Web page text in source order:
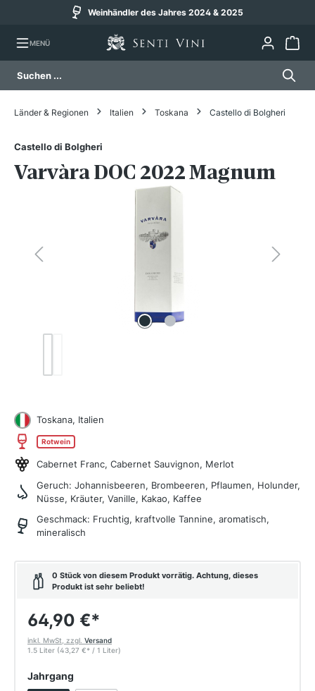
Weinhändler des Jahres 2024 & 2025
MENÜ
Bildergalerie überspringen
Länder & Regionen Italien Toskana Castello di Bolgheri
Castello di Bolgheri
Varvàra DOC 2022 Magnum
Toskana, Italien
Rotwein
Cabernet Franc, Cabernet Sauvignon, Merlot
Geruch: Johannisbeeren, Brombeeren, Pflaumen, Holunder,
Nüsse, Kräuter, Vanille, Kakao, Kaffee
Geschmack: Fruchtig, kraftvolle Tannine, aromatisch,
mineralisch
0 Stück von diesem Produkt vorrätig. Achtung, dieses
Produkt ist sehr beliebt!
64,90 €*
inkl. MwSt, zzgl. Versand
1.5 Liter (43,27 €* / 1 Liter)
Jahrgang